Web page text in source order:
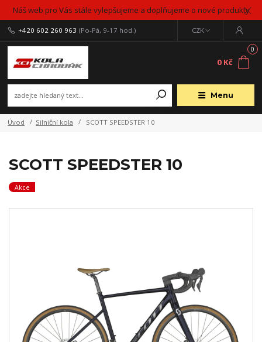
Náš web pro Vás stále vylepšujeme a doplňujeme o nové produkty
Menu
CZK
+420 602 260 963 (Po-Pá, 9-17 hod.)
0
0 Kč
Úvod Silniční kola SCOTT SPEEDSTER 10
SCOTT SPEEDSTER 10
Akce